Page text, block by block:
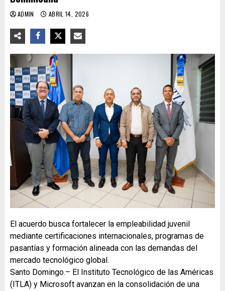
ADMIN ABRIL 14, 2026
El acuerdo busca fortalecer la empleabilidad juvenil
mediante certificaciones internacionales, programas de
pasantías y formación alineada con las demandas del
mercado tecnológico global.
Santo Domingo.– El Instituto Tecnológico de las Américas
(ITLA) y Microsoft avanzan en la consolidación de una